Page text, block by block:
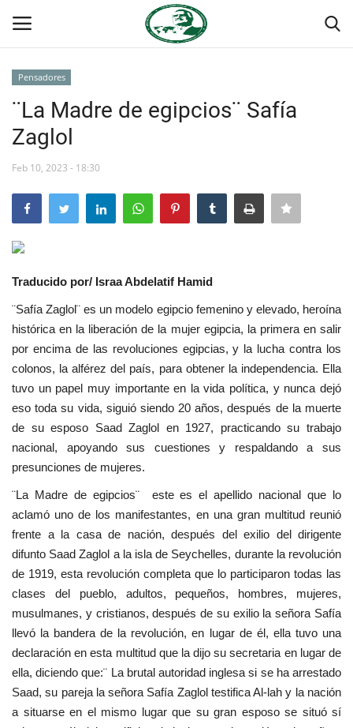
Inicio
Foro Internacional Nasser
Nuestro Equipo
Herencia de Jamal Abdel-Nasser
Movimiento Juvenil Nasser
Nasser Fellowship para Leadership
Internacional
Nuestras Referencias
Ciudadano Global
Líderes
Documentos
Oportunidades
vídeos
Pensadores
¨La Madre de egipcios¨ Safía
Zaglol
Feb 10, 2023 - 18:30
Traducido por/ Israa Abdelatif Hamid
¨Safía Zaglol¨ es un modelo egipcio femenino y elevado, heroína
histórica en la liberación de la mujer egipcia, la primera en salir
por encima de las revoluciones egipcias, y la lucha contra los
colonos, la alférez del país, para obtener la independencia. Ella
tuvo un papel muy importante en la vida política, y nunca dejó
eso toda su vida, siguió siendo 20 años, después de la muerte
de su esposo Saad Zaglol en 1927, practicando su trabajo
nacional, apoyando sus cuestiones y respaldando a sus
presunciones de mujeres.
¨La Madre de egipcios¨ este es el apellido nacional que lo
aclamó uno de los manifestantes, en una gran multitud reunió
frente a la casa de nación, después del exilio del dirigente
difunto Saad Zaglol a la isla de Seychelles, durante la revolución
de 1919, esta revolución completa que lo participaron todas las
clases del pueblo, adultos, pequeños, hombres, mujeres,
musulmanes, y cristianos, después de su exilio la señora Safía
llevó la bandera de la revolución, en lugar de él, ella tuvo una
declaración en esta multitud que la dijo su secretaria en lugar de
ella, diciendo que:¨ La brutal autoridad inglesa si se ha arrestado
Saad, su pareja la señora Safía Zaglol testifica Al-lah y la nación
a situarse en el mismo lugar que su gran esposo se situó sí